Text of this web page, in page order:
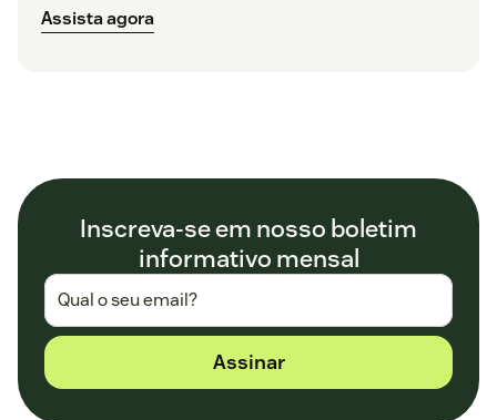
Assista agora
Inscreva-se em nosso boletim
informativo mensal
Assinar